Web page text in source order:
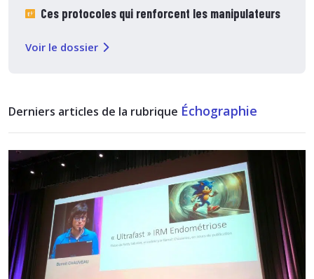
Ces protocoles qui renforcent les manipulateurs
Voir le dossier
Derniers articles de la rubrique Échographie